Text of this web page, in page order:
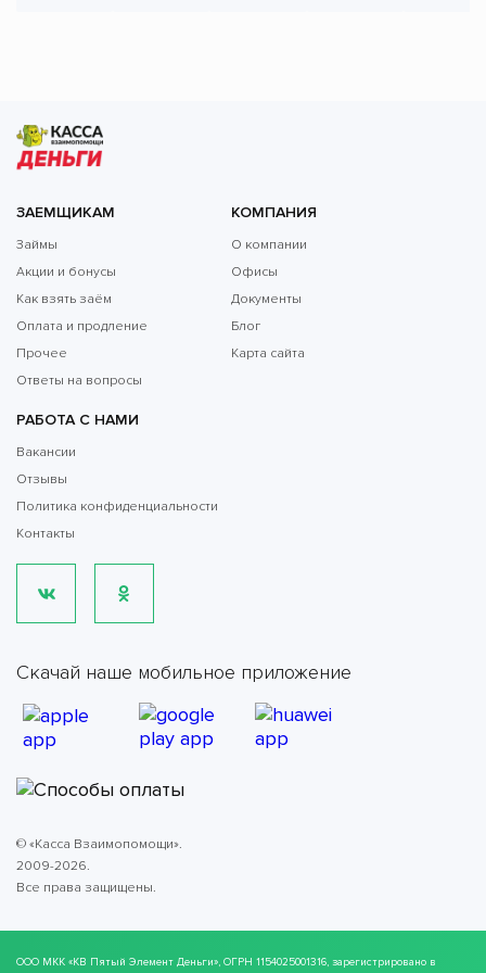
ЗАЕМЩИКАМ
Займы
Акции и бонусы
Как взять заём
Оплата и продление
Прочее
Ответы на вопросы
КОМПАНИЯ
О компании
Офисы
Документы
Блог
Карта сайта
РАБОТА С НАМИ
Вакансии
Отзывы
Политика конфиденциальности
Контакты
Скачай наше мобильное приложение
© «Касса Взаимопомощи».
2009-2026.
Все права защищены.
ООО МКК «КВ Пятый Элемент Деньги», ОГРН 1154025001316, зарегистрировано в